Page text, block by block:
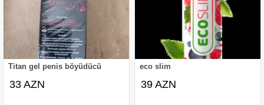
Titan gel penis böyüdücü
33 AZN
eco slim
39 AZN